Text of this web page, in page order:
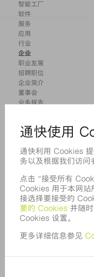
智能工厂
软件
服务
应用
行业
企业
职业发展
招聘职位
企业简介
董事会
业务报告
举报系统
新闻稿
杂志
环境和气候
社会和公共事务
企业管理